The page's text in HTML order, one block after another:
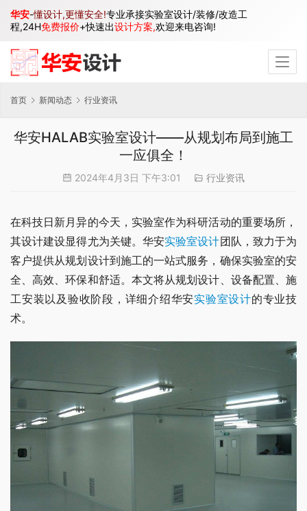
首页 新闻动态 行业资讯
华安HALAB实验室设计——从规划布局到施工
一应俱全！
2024年4月3日 下午3:01 行业资讯
在科技日新月异的今天，实验室作为科研活动的重要场所，
其设计建设显得尤为关键。华安实验室设计团队，致力于为
客户提供从规划设计到施工的一站式服务，确保实验室的安
全、高效、环保和舒适。本文将从规划设计、设备配置、施
工安装以及验收阶段，详细介绍华安实验室设计的专业技
术。
华安-懂设计,更懂安全!专业承接实验室设计/装修/改造工
程,24H免费报价+快速出设计方案,欢迎来电咨询!